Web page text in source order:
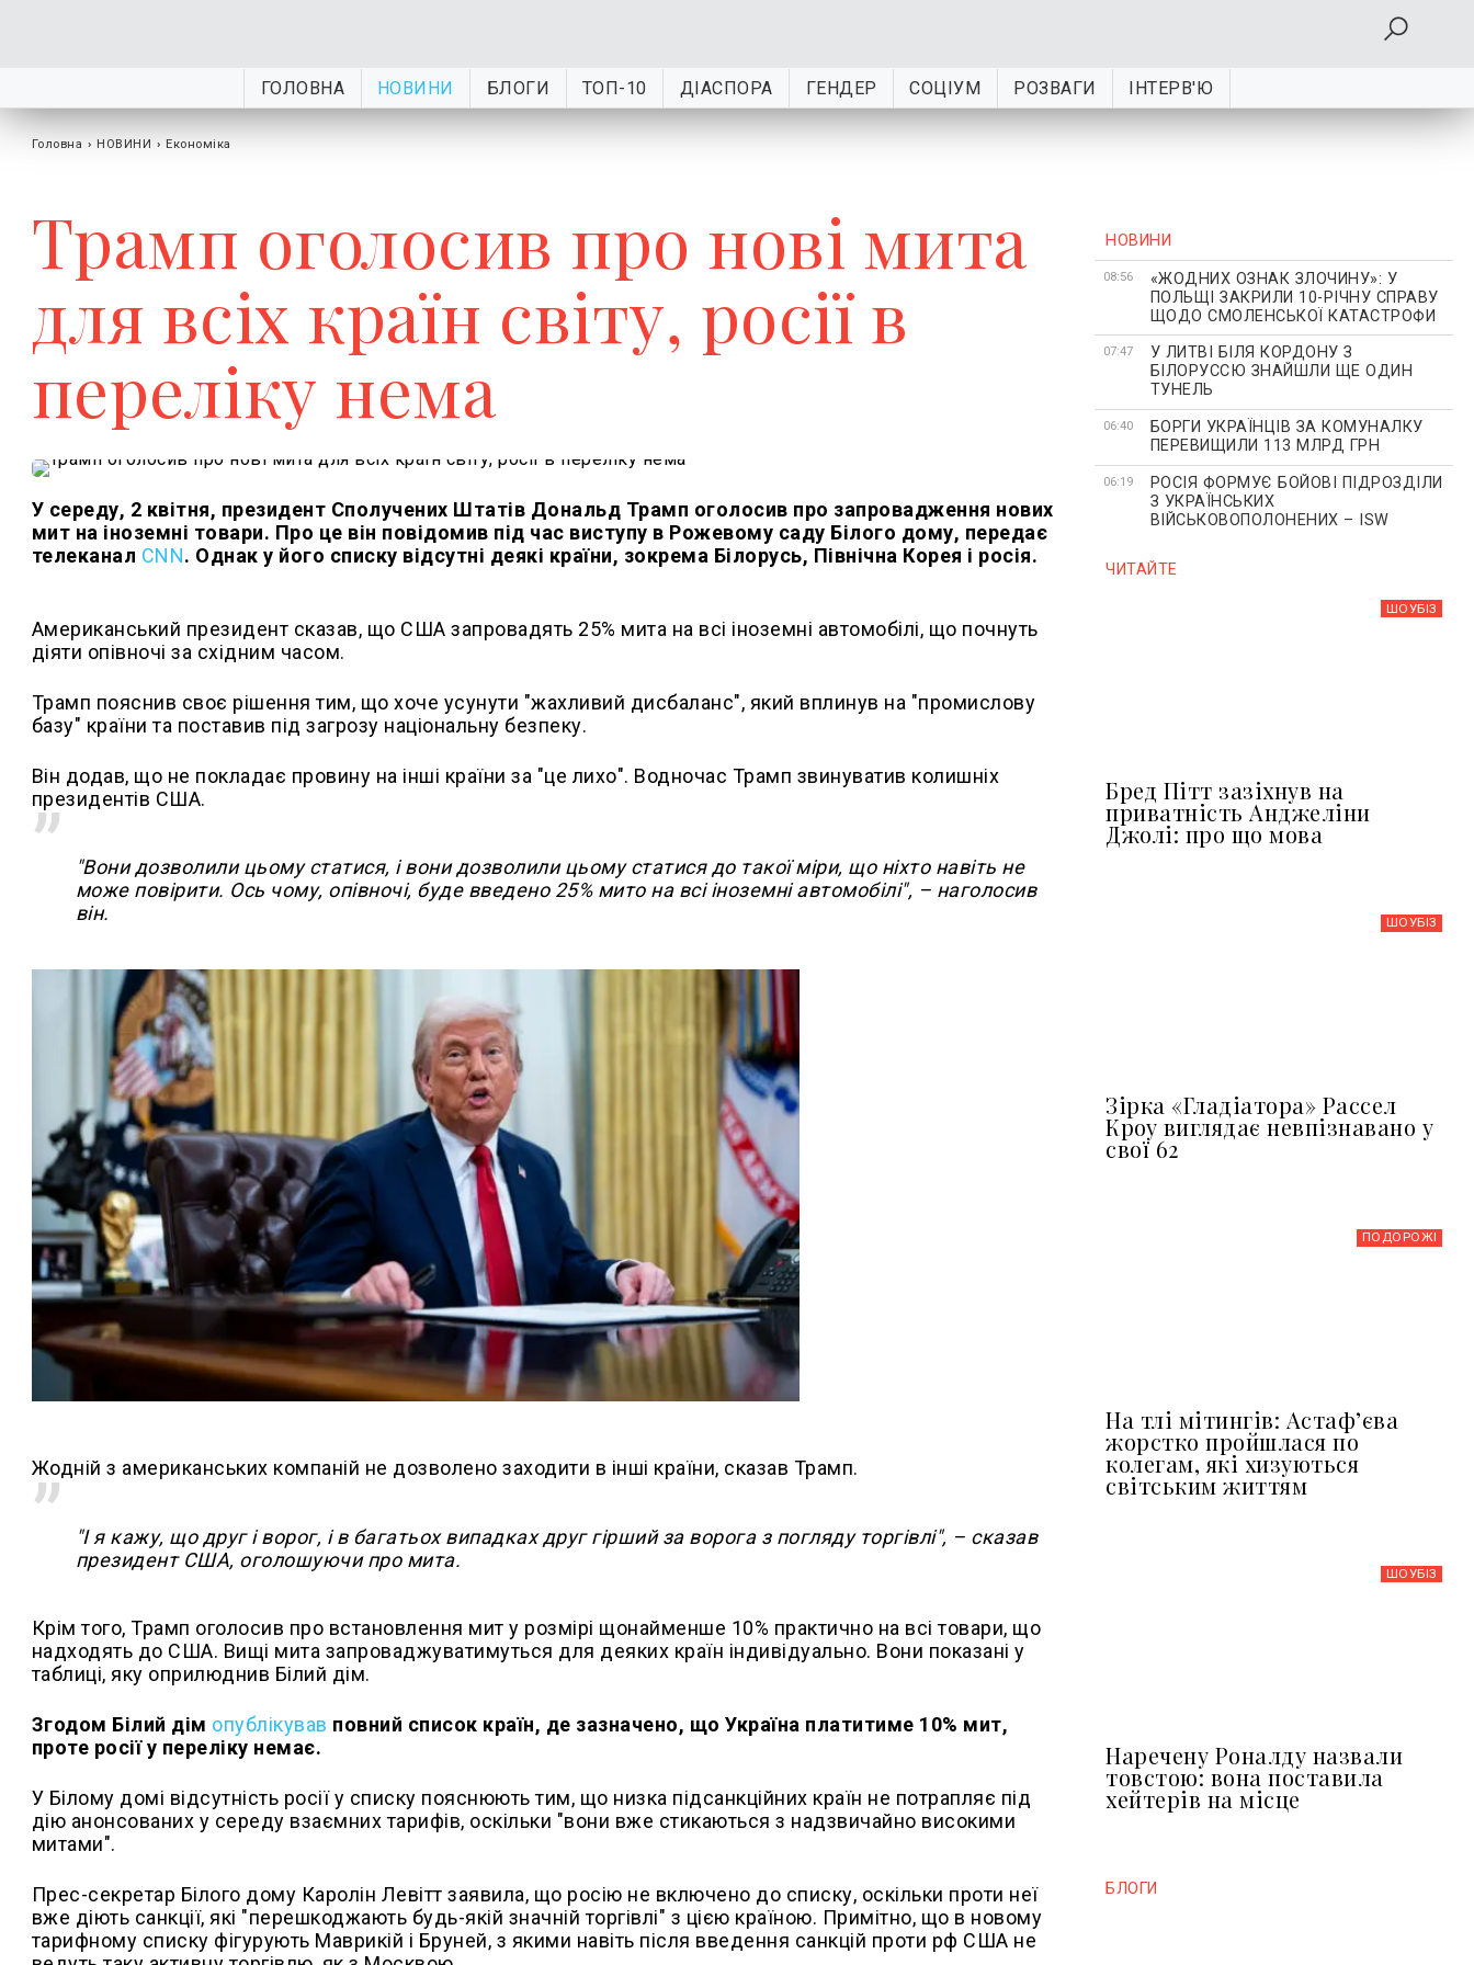
ГОЛОВНА НОВИНИ БЛОГИ ТОП-10 ДІАСПОРА ГЕНДЕР СОЦІУМ РОЗВАГИ ІНТЕРВ'Ю
Головна › НОВИНИ › Економіка
Трамп оголосив про нові мита
для всіх країн світу, росії в
переліку нема
У середу, 2 квітня, президент Сполучених Штатів Дональд Трамп оголосив про запровадження нових
мит на іноземні товари. Про це він повідомив під час виступу в Рожевому саду Білого дому, передає
телеканал CNN. Однак у його списку відсутні деякі країни, зокрема Білорусь, Північна Корея і росія.
Американський президент сказав, що США запровадять 25% мита на всі іноземні автомобілі, що почнуть
діяти опівночі за східним часом.
Трамп пояснив своє рішення тим, що хоче усунути "жахливий дисбаланс", який вплинув на "промислову
базу" країни та поставив під загрозу національну безпеку.
Він додав, що не покладає провину на інші країни за "це лихо". Водночас Трамп звинуватив колишніх
президентів США.
"Вони дозволили цьому статися, і вони дозволили цьому статися до такої міри, що ніхто навіть не
може повірити. Ось чому, опівночі, буде введено 25% мито на всі іноземні автомобілі", – наголосив
він.
Жодній з американських компаній не дозволено заходити в інші країни, сказав Трамп.
"І я кажу, що друг і ворог, і в багатьох випадках друг гірший за ворога з погляду торгівлі", – сказав
президент США, оголошуючи про мита.
Крім того, Трамп оголосив про встановлення мит у розмірі щонайменше 10% практично на всі товари, що
надходять до США. Вищі мита запроваджуватимуться для деяких країн індивідуально. Вони показані у
таблиці, яку оприлюднив Білий дім.
Згодом Білий дім опублікував повний список країн, де зазначено, що Україна платитиме 10% мит,
проте росії у переліку немає.
У Білому домі відсутність росії у списку пояснюють тим, що низка підсанкційних країн не потрапляє під
дію анонсованих у середу взаємних тарифів, оскільки "вони вже стикаються з надзвичайно високими
митами".
Прес-секретар Білого дому Каролін Левітт заявила, що росію не включено до списку, оскільки проти неї
вже діють санкції, які "перешкоджають будь-якій значній торгівлі" з цією країною. Примітно, що в новому
тарифному списку фігурують Маврикій і Бруней, з якими навіть після введення санкцій проти рф США не
НОВИНИ
08:56
«ЖОДНИХ ОЗНАК ЗЛОЧИНУ»: У
ПОЛЬЩІ ЗАКРИЛИ 10-РІЧНУ СПРАВУ
ЩОДО СМОЛЕНСЬКОЇ КАТАСТРОФИ
07:47
У ЛИТВІ БІЛЯ КОРДОНУ З
БІЛОРУССЮ ЗНАЙШЛИ ЩЕ ОДИН
ТУНЕЛЬ
06:40
БОРГИ УКРАЇНЦІВ ЗА КОМУНАЛКУ
ПЕРЕВИЩИЛИ 113 МЛРД ГРН
06:19
РОСІЯ ФОРМУЄ БОЙОВІ ПІДРОЗДІЛИ
З УКРАЇНСЬКИХ
ВІЙСЬКОВОПОЛОНЕНИХ – ISW
ЧИТАЙТЕ
ШОУБIЗ
Бред Пітт зазіхнув на
приватність Анджеліни
Джолі: про що мова
ШОУБIЗ
Зірка «Гладіатора» Рассел
Кроу виглядає невпізнавано у
свої 62
ПОДОРОЖІ
На тлі мітингів: Астафʼєва
жорстко пройшлася по
колегам, які хизуються
світським життям
ШОУБIЗ
Наречену Роналду назвали
товстою: вона поставила
хейтерів на місце
БЛОГИ